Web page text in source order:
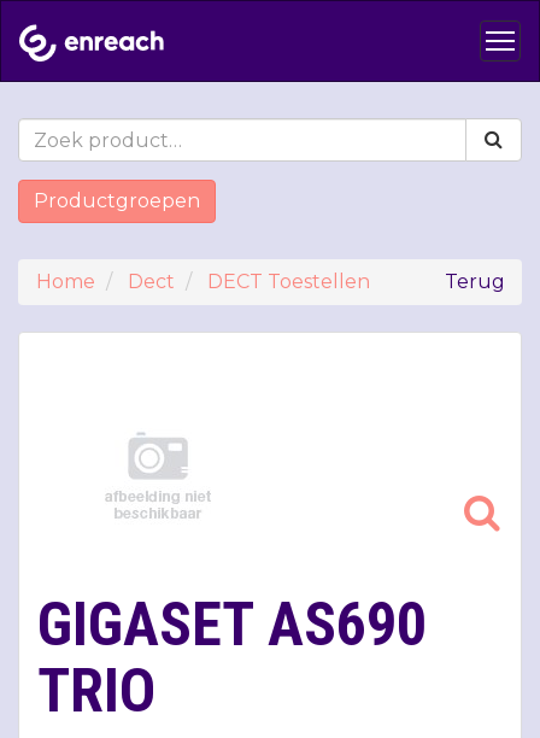
Productgroepen
Terug
Home Dect DECT Toestellen
GIGASET AS690
TRIO